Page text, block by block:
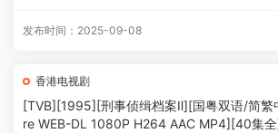
发布时间：2025-09-08
香港电视剧
[TVB][1995][刑事侦缉档案Ⅱ][国粤双语/简
re WEB-DL 1080P H264 AAC MP4][40集